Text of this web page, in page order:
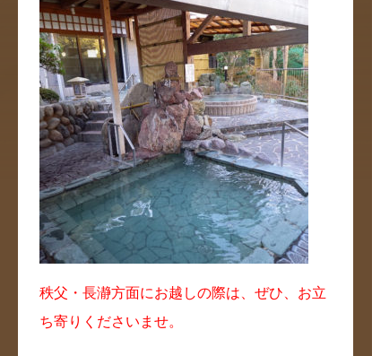
秩父・長瀞方面にお越しの際は、ぜひ、お立
ち寄りくださいませ。